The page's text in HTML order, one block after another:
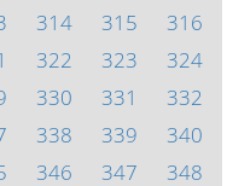
314 315
316
322 323
324
330 331
332
338 339
340
346 347 348